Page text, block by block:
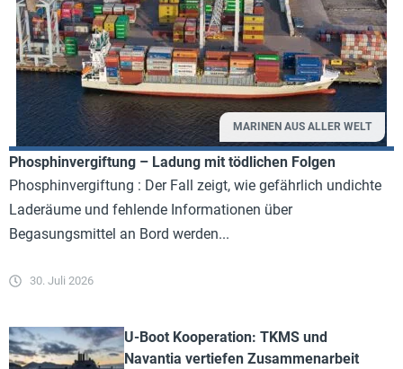
MARINEN AUS ALLER WELT
Phosphinvergiftung – Ladung mit tödlichen Folgen
Phosphinvergiftung : Der Fall zeigt, wie gefährlich undichte
Laderäume und fehlende Informationen über
Begasungsmittel an Bord werden...
30. Juli 2026
U-Boot Kooperation: TKMS und
Navantia vertiefen Zusammenarbeit